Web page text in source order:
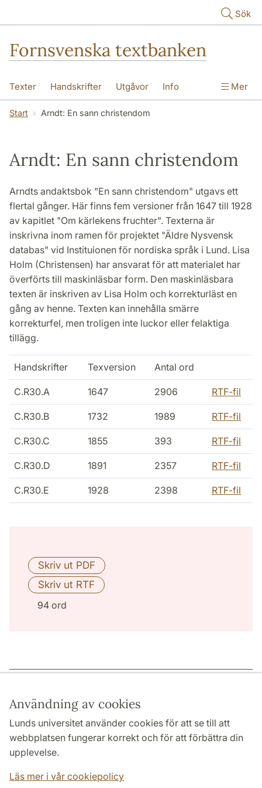
Användning av cookies
Lunds universitet använder cookies för att se till att
webbplatsen fungerar korrekt och för att förbättra din
upplevelse.
Läs mer i vår cookiepolicy
Sök
Fornsvenska textbanken
Texter Handskrifter Utgåvor Info Mer
Start Arndt: En sann christendom
Arndt: En sann christendom
Arndts andaktsbok "En sann christendom" utgavs ett
flertal gånger. Här finns fem versioner från 1647 till 1928
av kapitlet "Om kärlekens fruchter". Texterna är
inskrivna inom ramen för projektet "Äldre Nysvensk
databas" vid Instituionen för nordiska språk i Lund. Lisa
Holm (Christensen) har ansvarat för att materialet har
överförts till maskinläsbar form. Den maskinläsbara
texten är inskriven av Lisa Holm och korrekturläst en
gång av henne. Texten kan innehålla smärre
korrekturfel, men troligen inte luckor eller felaktiga
tillägg.
Handskrifter Texversion Antal ord
C.R30.A 1647 2906 RTF-fil
C.R30.B 1732 1989 RTF-fil
C.R30.C 1855 393 RTF-fil
C.R30.D 1891 2357 RTF-fil
C.R30.E 1928 2398 RTF-fil
94 ord
HUMANISTISKA OCH TEOLOGISKA FAKULTETERNA
INSTITUTIONER